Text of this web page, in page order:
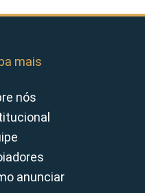
mais
nós
anunciar